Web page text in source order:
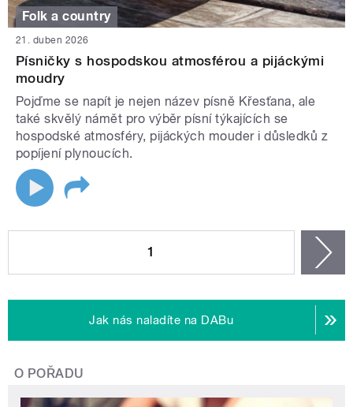
Folk a country
21. duben 2026
Písničky s hospodskou atmosférou a pijáckými
moudry
Pojďme se napít je nejen název písně Křesťana, ale
také skvělý námět pro výběr písní týkajících se
hospodské atmosféry, pijáckých mouder i důsledků z
popíjení plynoucích.
1
Jak nás naladíte na DABu
O POŘADU